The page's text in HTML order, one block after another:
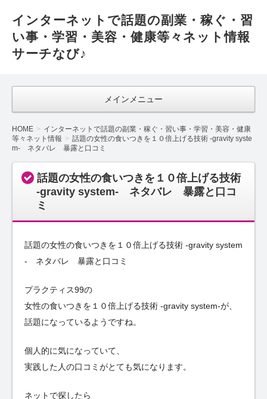
インターネットで話題の副業・稼ぐ・習
い事・学習・美容・健康等々ネット情報
サーチなび♪
メインメニュー
HOME
インターネットで話題の副業・稼ぐ・習い事・学習・美容・健康
等々ネット情報
話題の女性の食いつきを１０倍上げる技術 -gravity syste
m- ネタバレ 暴露と口コミ
話題の女性の食いつきを１０倍上げる技術
-gravity system- ネタバレ 暴露と口コ
ミ
話題の女性の食いつきを１０倍上げる技術 -gravity system
- ネタバレ 暴露と口コミ
プラクティス99の
女性の食いつきを１０倍上げる技術 -gravity system-が、
話題になっているようですね。
個人的に気になっていて、
実践した人の口コミがとても気になります。
ネットで探したら